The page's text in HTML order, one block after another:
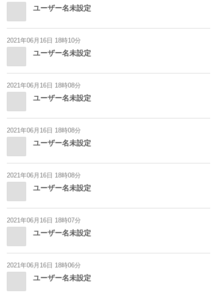
ユーザー名未設定
2021年06月16日 18時10分
ユーザー名未設定
2021年06月16日 18時08分
ユーザー名未設定
2021年06月16日 18時08分
ユーザー名未設定
2021年06月16日 18時08分
ユーザー名未設定
2021年06月16日 18時07分
ユーザー名未設定
2021年06月16日 18時06分
ユーザー名未設定